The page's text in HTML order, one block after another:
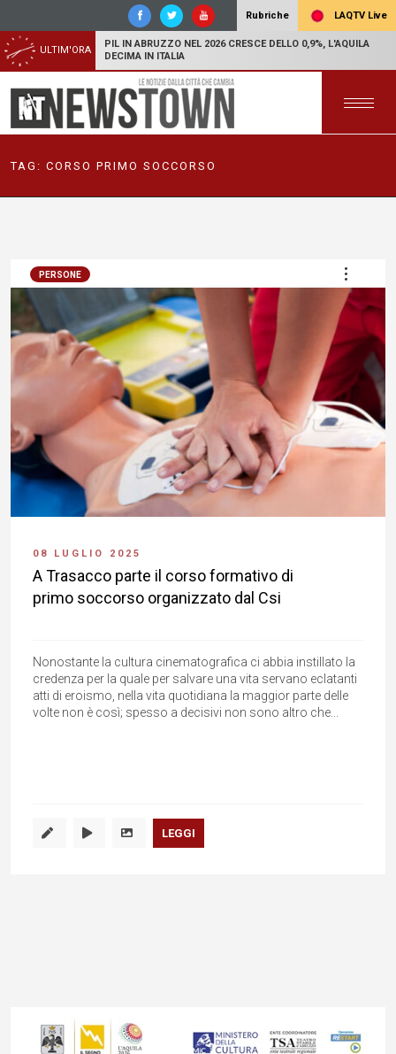
Rubriche LAQTV Live
ULTIM'ORA
PIL IN ABRUZZO NEL 2026 CRESCE DELLO 0,9%, L'AQUILA
DECIMA IN ITALIA
TAG: CORSO PRIMO SOCCORSO
PERSONE
08 LUGLIO 2025
A Trasacco parte il corso formativo di
primo soccorso organizzato dal Csi
Nonostante la cultura cinematografica ci abbia instillato la
credenza per la quale per salvare una vita servano eclatanti
atti di eroismo, nella vita quotidiana la maggior parte delle
volte non è così; spesso a decisivi non sono altro che...
LEGGI